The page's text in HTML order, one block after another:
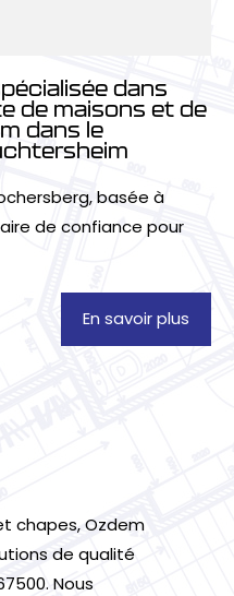
dans
de maisons et de
dans le
basée à
de confiance pour
En savoir plus
chapes, Ozdem
de qualité
Nous